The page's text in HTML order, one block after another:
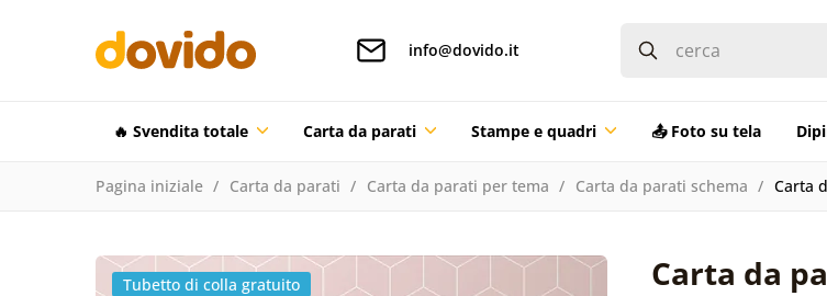
info@dovido.it
🔥 Svendita totale Carta da parati Stampe e quadri 📤 Foto su tela
Pagina iniziale Carta da parati Carta da parati per tema Carta da parati schema Carta
Carta da
Tubetto di colla gratuito